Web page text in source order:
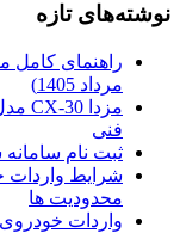
نوشته‌های تازه
مرداد 1405)
فنی
ثبت نام
شرایط واردات
محدودیت ها
واردات